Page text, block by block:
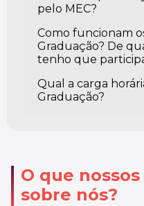
pelo MEC?
Como funcionam
Graduação? De
tenho que
Qual a carga
Graduação?
O que
sobre nós?